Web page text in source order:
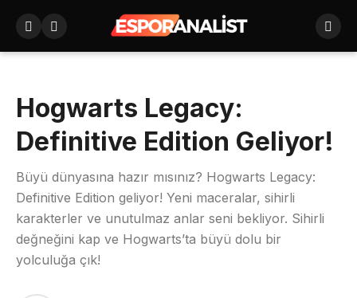
Hogwarts Legacy:
Definitive Edition Geliyor!
Büyü dünyasına hazır mısınız? Hogwarts Legacy:
Definitive Edition geliyor! Yeni maceralar, sihirli
karakterler ve unutulmaz anlar seni bekliyor. Sihirli
değneğini kap ve Hogwarts’ta büyü dolu bir
yolculuğa çık!